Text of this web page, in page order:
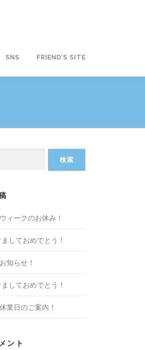
SNS FRIEND’S SITE
ィークのお休み！
しておめでとう！
知らせ！
しておめでとう！
業日のご案内！
ント